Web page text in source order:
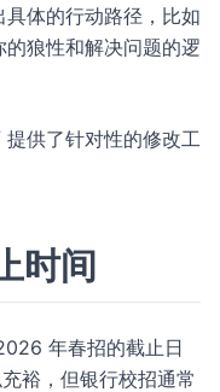
体的行动路径，比如
狼性和解决问题的逻
提供了针对性的修改工
时间
年春招的截止日
裕，但银行校招通常